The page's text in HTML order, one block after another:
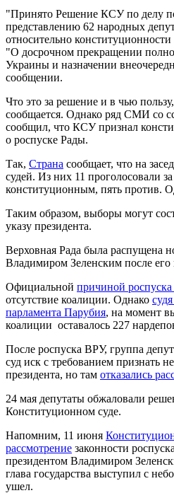
"Принято Решение КСУ по делу
представлению 62 народных
относительно
"О досрочном прекращении
Украины и назначении
сообщении.
Что это за решение и в чью
сообщается. Однако ряд СМИ со
сообщил, что КСУ признал
о роспуске Рады.
Так, Страна сообщает, что на
судей. Из них 11 проголосовали
конституционным, пять против.
Таким образом, выборы могут
указу президента.
Верховная Рада была распущена
Владимиром Зеленским после его
Официальной причиной роспуска
отсутствие коалиции. Однако
парламента Парубия, на момент
коалиции оставалось 227
После роспуска ВРУ, группа
суд иск с требованием признать
президента, но там отказались
24 мая депутаты обжаловали
Конституционном суде.
Напомним, 11 июня
рассмотрение законности
президентом Владимиром
глава государства выступил с
ушел.